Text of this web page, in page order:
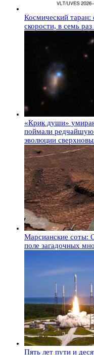
Космический таран:
скорости, в семь
«Крик души»
поймали
эволюции
Марсианские соты:
поле загадочных
Пять лет пути и